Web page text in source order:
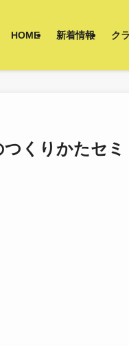
HOME 新着情報 ク
くりかたセミ